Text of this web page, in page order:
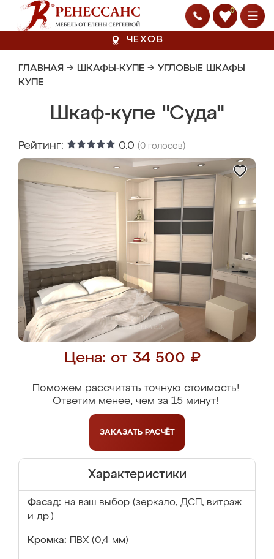
0
ЧЕХОВ
ГЛАВНАЯ → ШКАФЫ-КУПЕ → УГЛОВЫЕ ШКАФЫ
КУПЕ
Шкаф-купе "Суда"
Рейтинг: 0.0 (0 голосов)
Цена: от 34 500 ₽
Поможем рассчитать точную стоимость!
Ответим менее, чем за 15 минут!
ЗАКАЗАТЬ РАСЧЁТ
Характеристики
Фасад: на ваш выбор (зеркало, ДСП, витраж
и др.)
Кромка: ПВХ (0,4 мм)